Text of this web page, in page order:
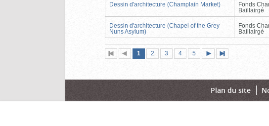
Dessin d'architecture (Champlain Market)
Fonds
Baillairgé
Dessin d'architecture (Chapel of the Grey
Nuns Asylum)
Fonds
Baillairgé
Première
page
Page
précédente
Page
1 (page
actuelle)
Page
2 Page
3 Page
4 Page
5
suivante
page
Plan du site